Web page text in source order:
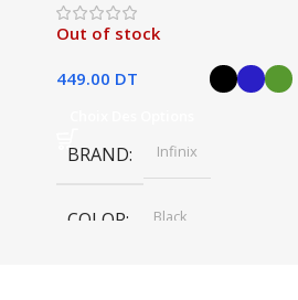
Out of stock
449.00 DT
BRAND Infinix
COLOR
Black